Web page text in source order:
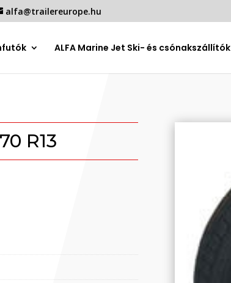
alfa@trailereurope.hu
ALFA Marine Jet Ski- és csónakszállítók
R13